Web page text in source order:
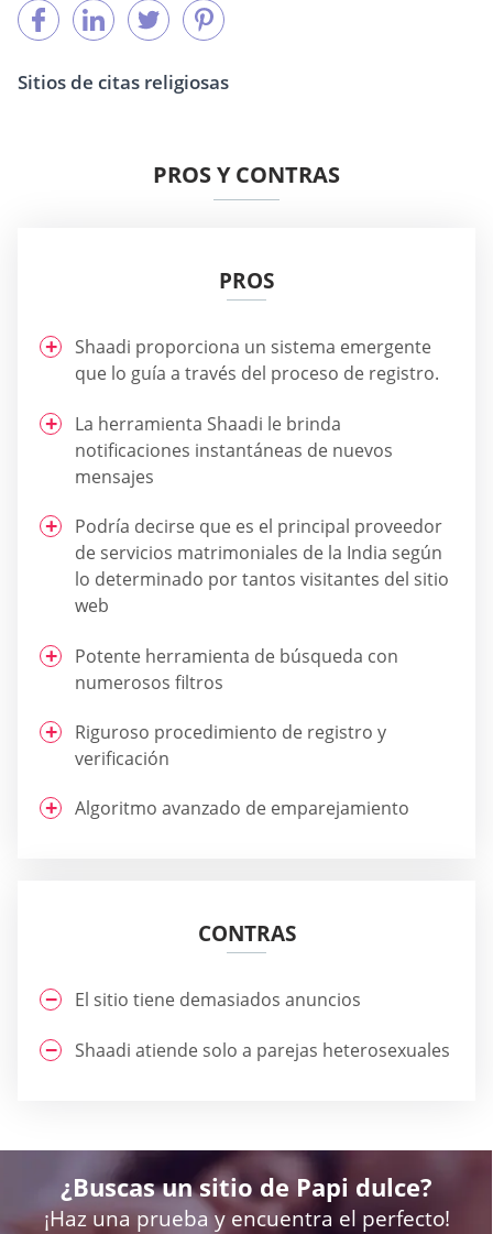
Sitios de citas religiosas
PROS Y CONTRAS
PROS
Shaadi proporciona un sistema emergente
que lo guía a través del proceso de registro.
La herramienta Shaadi le brinda
notificaciones instantáneas de nuevos
mensajes
Podría decirse que es el principal proveedor
de servicios matrimoniales de la India según
lo determinado por tantos visitantes del sitio
web
Potente herramienta de búsqueda con
numerosos filtros
Riguroso procedimiento de registro y
verificación
Algoritmo avanzado de emparejamiento
CONTRAS
El sitio tiene demasiados anuncios
Shaadi atiende solo a parejas heterosexuales
¿Buscas un sitio de Papi dulce?
¡Haz una prueba y encuentra el perfecto!